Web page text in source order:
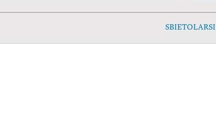
SBIETOLARSI